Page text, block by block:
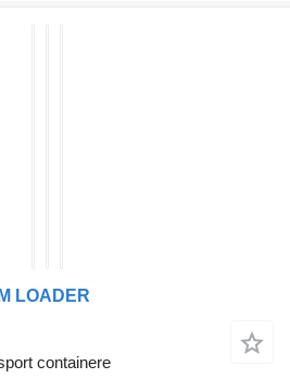
LOADER
containere